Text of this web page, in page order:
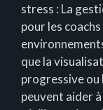
stress : La
pour les
que la
progressive ou
peuvent aider